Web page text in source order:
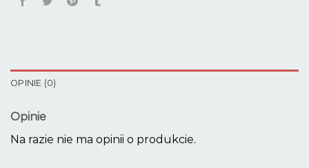
OPINIE (0)
Opinie
Na razie nie ma opinii o produkcie.